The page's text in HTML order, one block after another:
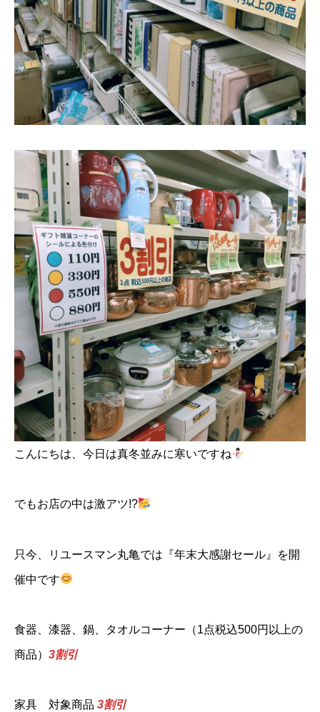
こんにちは、今日は真冬並みに寒いですね
でもお店の中は激アツ!?
只今、リユースマン丸亀では『年末大感謝セール』を開
催中です
食器、漆器、鍋、タオルコーナー（1点税込500円以上の
商品） 3割引
家具 対象商品 3割引